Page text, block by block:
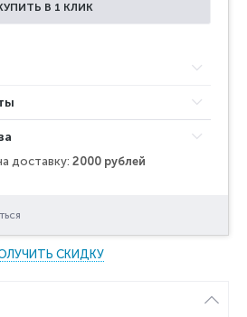
В 1 КЛИК
доставку: 2000 рублей
СКИДКУ